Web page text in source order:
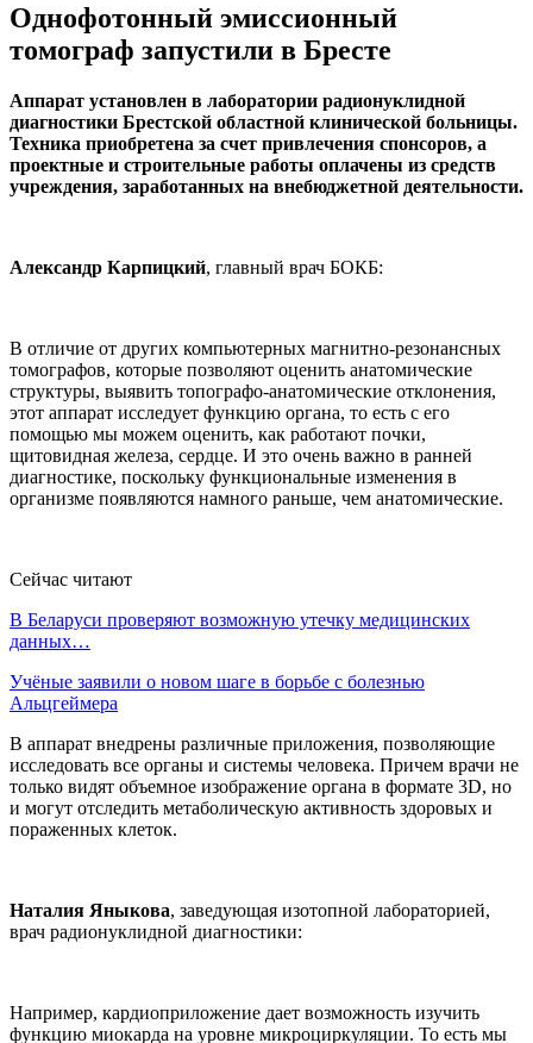
Однофотонный эмиссионный
томограф запустили в Бресте
Аппарат установлен в лаборатории радионуклидной
диагностики Брестской областной клинической больницы.
Техника приобретена за счет привлечения спонсоров, а
проектные и строительные работы оплачены из средств
учреждения, заработанных на внебюджетной деятельности.
Александр Карпицкий, главный врач БОКБ:
В отличие от других компьютерных магнитно-резонансных
томографов, которые позволяют оценить анатомические
структуры, выявить топографо-анатомические отклонения,
этот аппарат исследует функцию органа, то есть с его
помощью мы можем оценить, как работают почки,
щитовидная железа, сердце. И это очень важно в ранней
диагностике, поскольку функциональные изменения в
организме появляются намного раньше, чем анатомические.
Сейчас читают
В Беларуси проверяют возможную утечку медицинских
данных…
Учёные заявили о новом шаге в борьбе с болезнью
Альцгеймера
В аппарат внедрены различные приложения, позволяющие
исследовать все органы и системы человека. Причем врачи не
только видят объемное изображение органа в формате 3D, но
и могут отследить метаболическую активность здоровых и
пораженных клеток.
Наталия Яныкова, заведующая изотопной лабораторией,
врач радионуклидной диагностики:
Например, кардиоприложение дает возможность изучить
функцию миокарда на уровне микроциркуляции. То есть мы